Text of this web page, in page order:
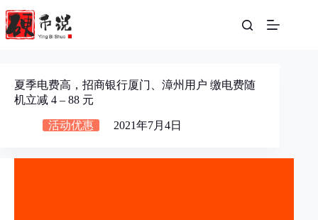
至
内
夏季电费高，招商银行厦门、漳州用户 缴电费随
机立减 4 – 88 元
活动优惠 2021年7月4日